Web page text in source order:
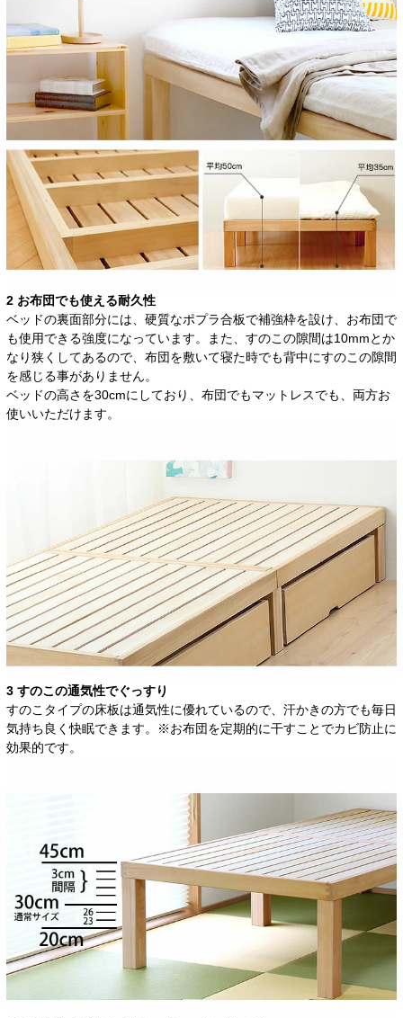
2 お布団でも使える耐久性
ベッドの裏面部分には、硬質なポプラ合板で補強枠を設け、お布団で
も使用できる強度になっています。また、すのこの隙間は10mmとか
なり狭くしてあるので、布団を敷いて寝た時でも背中にすのこの隙間
を感じる事がありません。
ベッドの高さを30cmにしており、布団でもマットレスでも、両方お
使いいただけます。
3 すのこの通気性でぐっすり
すのこタイプの床板は通気性に優れているので、汗かきの方でも毎日
気持ち良く快眠できます。※お布団を定期的に干すことでカビ防止に
効果的です。